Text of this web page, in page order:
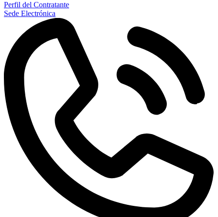
Perfil del Contratante
Sede Electrónica